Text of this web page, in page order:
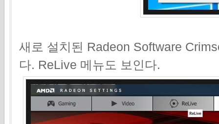
새로 설치된 Radeon Software
다. ReLive 메뉴도 보인다.